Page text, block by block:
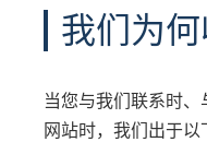
我们为何
当您与我们联系时
网站时，我们出于